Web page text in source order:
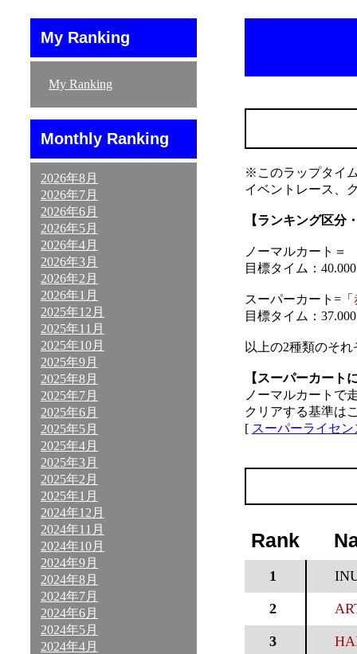
My Ranking
My Ranking
Monthly Ranking
2026年8月
2026年7月
2026年6月
2026年5月
2026年4月
2026年3月
2026年2月
2026年1月
2025年12月
2025年11月
2025年10月
2025年9月
2025年8月
2025年7月
2025年6月
2025年5月
2025年4月
2025年3月
2025年2月
2025年1月
2024年12月
2024年11月
2024年10月
2024年9月
2024年8月
2024年7月
2024年6月
2024年5月
2024年4月
※このラップタイ
イベントレース、
【ランキング区分
ノーマルカート＝
目標タイム：
スーパーカート=「
目標タイム：
以上の2種類のそ
【スーパーカート
ノーマルカートで
クリアする基準は
[ スーパーライセ
Rank
1
2
3